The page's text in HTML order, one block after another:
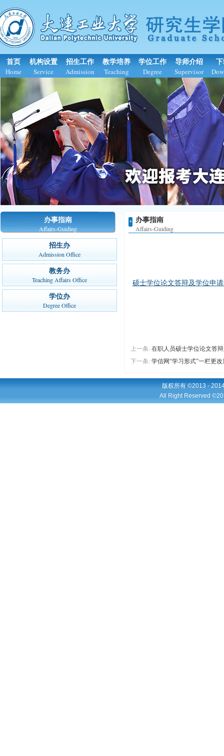
首页
Home
机构设置
Service
招生工作
Admission
教学培养
Teaching
学位工作
Degree
导师介绍
Supervisor
办事指南
Affairs-Guiding
招生办
Admission Office
教务办
Teaching Affairs Office
学位办
Degree Office
办事指南
Affairs-Guiding
硕士学位论文答辩及学位申
上一条: 在职人员硕士学位论文答
下一条: 学信网“学习形式”一栏更
版权所有 ©2013 -
All Right Reserved